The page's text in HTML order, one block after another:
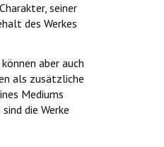
seiner
des Werkes
aber auch
als zusätzliche
Mediums
die Werke